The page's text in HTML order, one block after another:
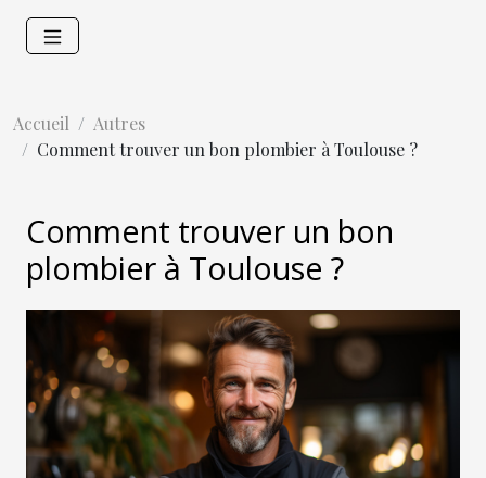
Accueil
Autres
Comment trouver un bon plombier à Toulouse ?
Comment trouver un bon
plombier à Toulouse ?